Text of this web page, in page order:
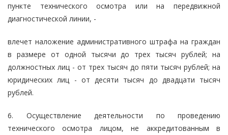
пункте технического осмотра или на передвижной
диагностической линии, -
влечет наложение административного штрафа на граждан
в размере от одной тысячи до трех тысяч рублей; на
должностных лиц - от трех тысяч до пяти тысяч рублей; на
юридических лиц - от десяти тысяч до двадцати тысяч
рублей.
6. Осуществление деятельности по проведению
технического осмотра лицом, не аккредитованным в